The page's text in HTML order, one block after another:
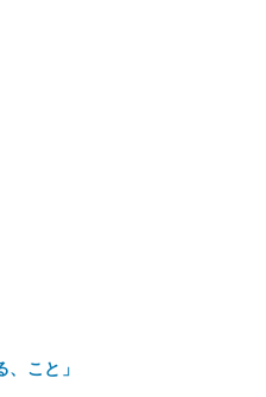
こと」